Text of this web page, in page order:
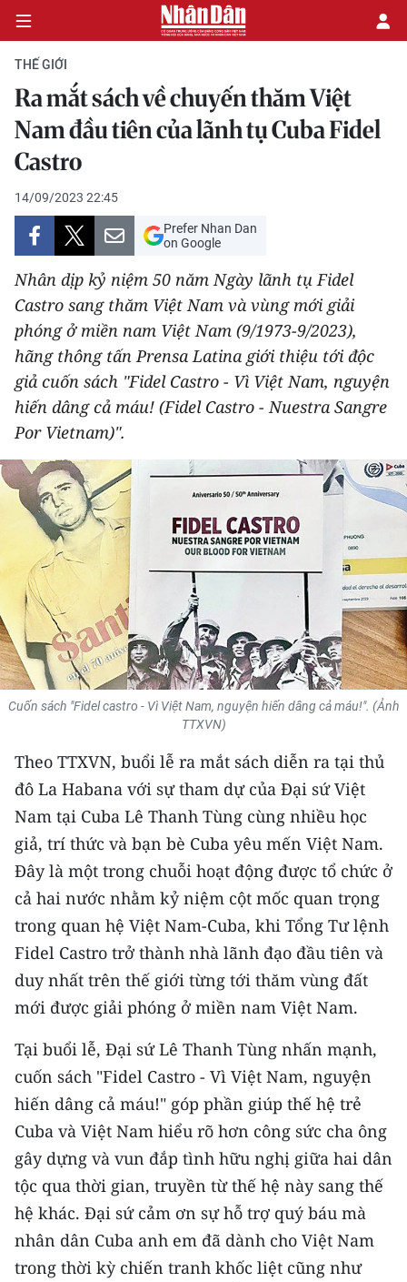
CHÍNH TRỊ
KINH TẾ
VĂN HÓA
XÃ HỘI
PHÁP LUẬT
DU LỊCH
THẾ GIỚI
THỂ THAO
GIÁO DỤC
Y TẾ
KHOA HỌC - CÔNG NGHỆ
MÔI TRƯỜNG
BẠN ĐỌC
KIỂM CHỨNG THÔNG TIN
54 DÂN TỘC VIỆT NAM
CHƯƠNG TRÌNH OCOP - MỖI XÃ
MỘT SẢN PHẨM
RADIO
MEDIA CENTER
E-Magazine
Media Chính trị
Media Kinh tế
Media Văn hóa
Media Xã hội
Media Pháp luật
Media Du lịch
THẾ GIỚI
Ra mắt sách về chuyến thăm Việt
Nam đầu tiên của lãnh tụ Cuba Fidel
Castro
14/09/2023 22:45
Prefer Nhan Dan
on Google
Nhân dịp kỷ niệm 50 năm Ngày lãnh tụ Fidel
Castro sang thăm Việt Nam và vùng mới giải
phóng ở miền nam Việt Nam (9/1973-9/2023),
hãng thông tấn Prensa Latina giới thiệu tới độc
giả cuốn sách "Fidel Castro - Vì Việt Nam, nguyện
hiến dâng cả máu! (Fidel Castro - Nuestra Sangre
Por Vietnam)".
Cuốn sách "Fidel castro - Vì Việt Nam, nguyện hiến dâng cả máu!". (Ảnh
TTXVN)
Theo TTXVN, buổi lễ ra mắt sách diễn ra tại thủ
đô La Habana với sự tham dự của Ðại sứ Việt
Nam tại Cuba Lê Thanh Tùng cùng nhiều học
giả, trí thức và bạn bè Cuba yêu mến Việt Nam.
Ðây là một trong chuỗi hoạt động được tổ chức ở
cả hai nước nhằm kỷ niệm cột mốc quan trọng
trong quan hệ Việt Nam-Cuba, khi Tổng Tư lệnh
Fidel Castro trở thành nhà lãnh đạo đầu tiên và
duy nhất trên thế giới từng tới thăm vùng đất
mới được giải phóng ở miền nam Việt Nam.
Tại buổi lễ, Ðại sứ Lê Thanh Tùng nhấn mạnh,
cuốn sách "Fidel Castro - Vì Việt Nam, nguyện
hiến dâng cả máu!" góp phần giúp thế hệ trẻ
Cuba và Việt Nam hiểu rõ hơn công sức cha ông
gây dựng và vun đắp tình hữu nghị giữa hai dân
tộc qua thời gian, truyền từ thế hệ này sang thế
hệ khác. Ðại sứ cảm ơn sự hỗ trợ quý báu mà
nhân dân Cuba anh em đã dành cho Việt Nam
trong thời kỳ chiến tranh khốc liệt cũng như